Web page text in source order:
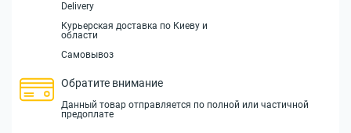
Delivery
Курьерская доставка по Киеву и
области
Самовывоз
Обратите внимание
Данный товар отправляется по полной или частичной
предоплате